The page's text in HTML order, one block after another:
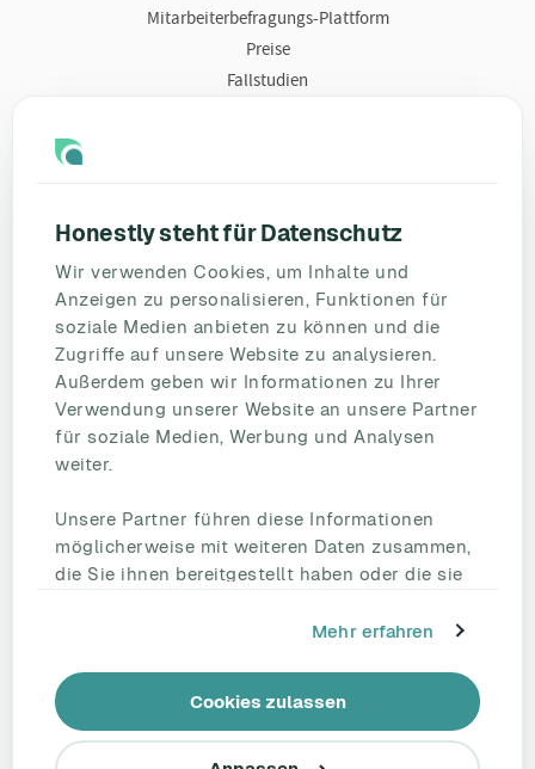
Honestly steht für Datenschutz
Wir verwenden Cookies, um Inhalte und
Anzeigen zu personalisieren, Funktionen für
soziale Medien anbieten zu können und die
Zugriffe auf unsere Website zu analysieren.
Außerdem geben wir Informationen zu Ihrer
Verwendung unserer Website an unsere Partner
für soziale Medien, Werbung und Analysen
weiter.
Unsere Partner führen diese Informationen
möglicherweise mit weiteren Daten zusammen,
die Sie ihnen bereitgestellt haben oder die sie
Mehr erfahren
Cookies zulassen
Mitarbeiterbefragungs-Plattform
Preise
Fallstudien
Umfragevorlagen
Mitarbeiterbefragung
Mitarbeiterzufriedenheit
eNPS
Employee Engagement
Status Page
Unternehmen
Über uns
Reden Sie mit uns
Kontakt
linkedin